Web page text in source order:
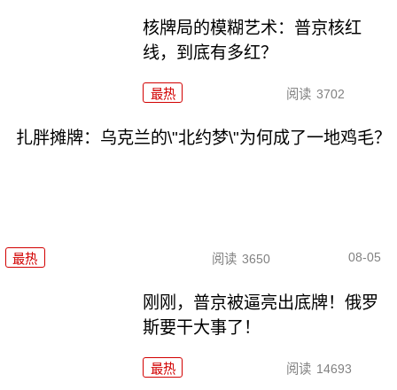
核牌局的模糊艺术：普京核红
线，到底有多红？
最热 阅读 3702
扎胖摊牌：乌克兰的\"北约梦\"为何成了一地鸡毛？
最热 阅读 3650 08-05
刚刚，普京被逼亮出底牌！俄罗
斯要干大事了！
最热 阅读 14693